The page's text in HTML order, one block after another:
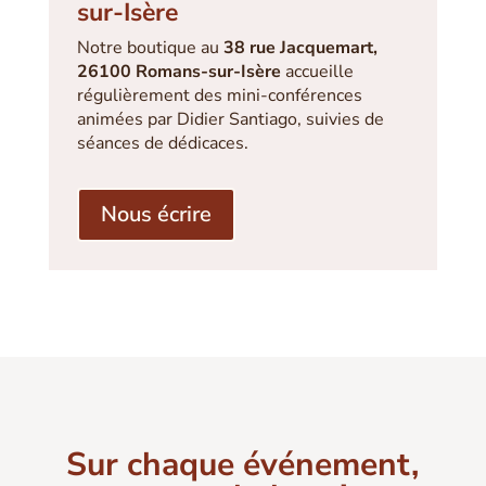
sur-Isère
Notre boutique au 38 rue Jacquemart,
26100 Romans-sur-Isère accueille
régulièrement des mini-conférences
animées par Didier Santiago, suivies de
séances de dédicaces.
Nous écrire
Sur chaque événement,